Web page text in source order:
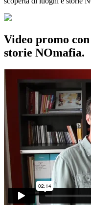
Video promo
storie NOmafia.